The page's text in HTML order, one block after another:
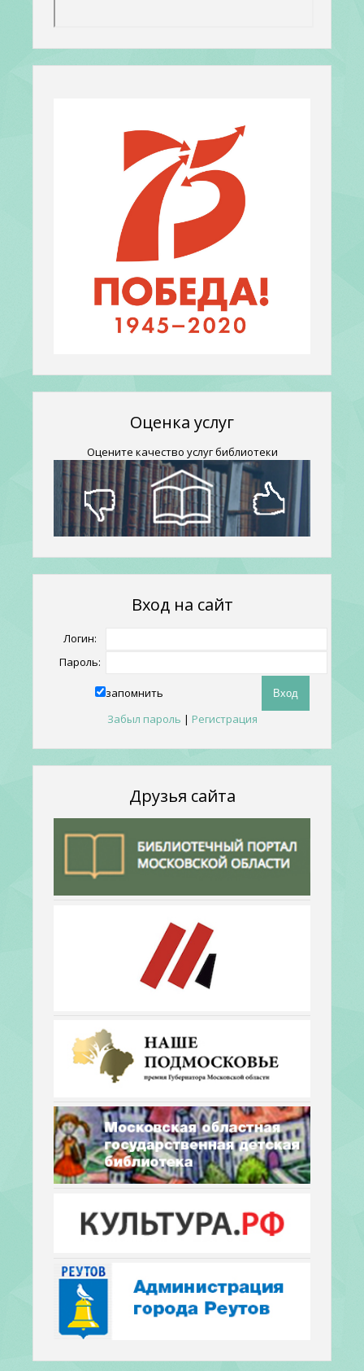
Оценка услуг
Оцените качество услуг библиотеки
Вход на сайт
Логин:
Пароль:
запомнить
Забыл пароль | Регистрация
Друзья сайта